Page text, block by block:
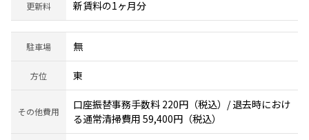
更新料 新賃料の1ヶ月分
駐車場 無
方位 東
その他費用
口座振替事務手数料 220円（税込）/ 退去時におけ
る通常清掃費用 59,400円（税込）